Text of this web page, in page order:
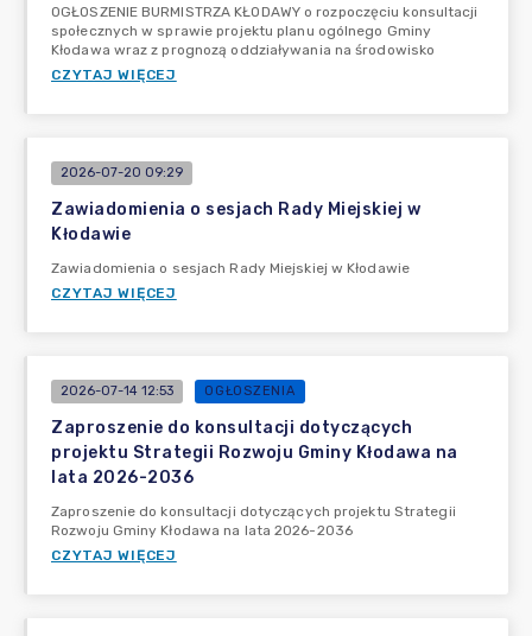
OGŁOSZENIE BURMISTRZA KŁODAWY o rozpoczęciu konsultacji
społecznych w sprawie projektu planu ogólnego Gminy
Kłodawa wraz z prognozą oddziaływania na środowisko
CZYTAJ WIĘCEJ
2026-07-20 09:29
Zawiadomienia o sesjach Rady Miejskiej w
Kłodawie
Zawiadomienia o sesjach Rady Miejskiej w Kłodawie
CZYTAJ WIĘCEJ
2026-07-14 12:53 OGŁOSZENIA
Zaproszenie do konsultacji dotyczących
projektu Strategii Rozwoju Gminy Kłodawa na
lata 2026-2036
Zaproszenie do konsultacji dotyczących projektu Strategii
Rozwoju Gminy Kłodawa na lata 2026-2036
CZYTAJ WIĘCEJ